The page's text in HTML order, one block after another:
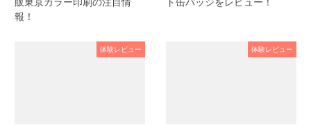
販東京カラー印刷の注目情
報！
ト缶バッジをレビュー！
体験レビュー 体験レビュー